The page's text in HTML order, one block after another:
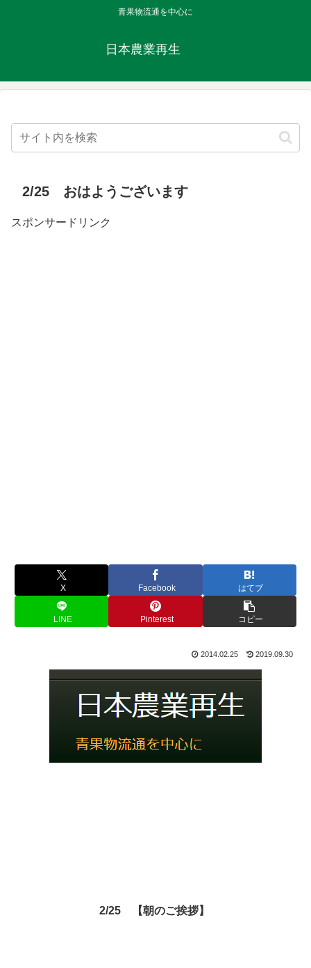
青果物流通を中心に
日本農業再生
2/25 おはようございます
スポンサードリンク
X Facebook はてブ
LINE Pinterest コピー
2014.02.25 2019.09.30
2/25 【朝のご挨拶】